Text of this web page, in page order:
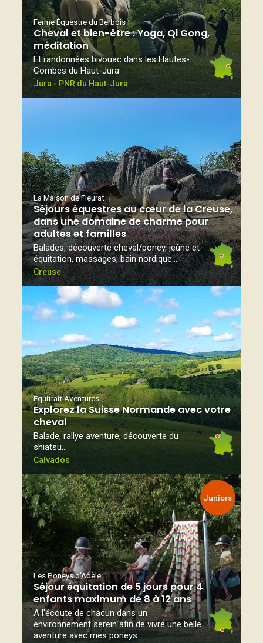
Ferme Équestre du Berbois
Cheval et bien-être : Yoga, Qi Gong,
méditation
Et randonnées bivouac dans les Hautes-
Combes du Haut-Jura
Jura - PNR du Haut-Jura
La Maison de Fleurat
Séjours équestres au cœur de la Creuse,
dans une domaine de charme pour
adultes et familles
Balades, découverte cheval/poney, jeûne et
équitation, massages, bain nordique...
Creuse
Equitrait Aventures
Explorez la Suisse Normande avec votre
cheval
Balade, rallye aventure, découverte du
shiatsu…
Calvados
Juniors
Les Poneys d'Adèle
Séjour équitation de 5 jours pour 4
enfants maximum de 8 à 12 ans
A l'écoute de chacun dans un
environnement serein afin de vivre une belle
aventure avec mes poneys